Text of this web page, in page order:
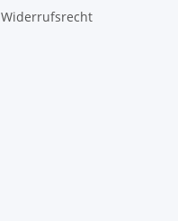
Widerrufsrecht